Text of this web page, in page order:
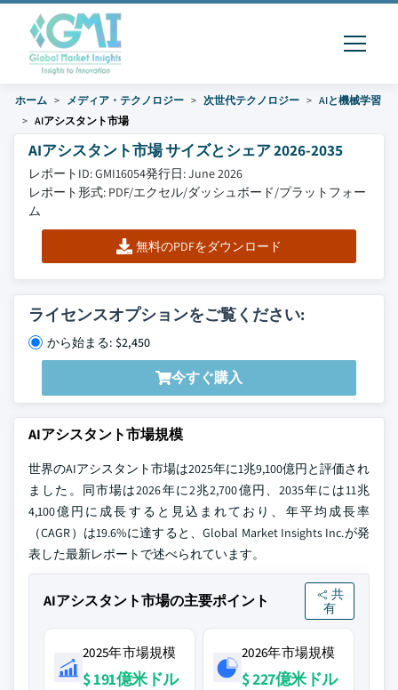
ホーム メディア・テクノロジー 次世代テクノロジー
AIと機械学習
AIアシスタント市場
AIアシスタント市場 サイズとシェア 2026-2035
レポートID: GMI16054発行日: June 2026
レポート形式: PDF/エクセル/ダッシュボード/プラットフォー
ム
無料のPDFをダウンロード
ライセンスオプションをご覧ください:
から始まる: $2,450
今すぐ購入
AIアシスタント市場規模
世界のAIアシスタント市場は2025年に1兆9,100億円と評価され
ました。同市場は2026年に2兆2,700億円、2035年には11兆
4,100億円に成長すると見込まれており、年平均成長率
（CAGR）は19.6%に達すると、Global Market Insights Inc.が発
表した最新レポートで述べられています。
AIアシスタント市場の主要ポイント
共
有
2025年市場規模
$ 191億米ドル
2026年市場規模
$ 227億米ドル